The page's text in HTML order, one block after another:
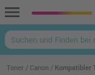
menu
Toner Canon Kompatibler